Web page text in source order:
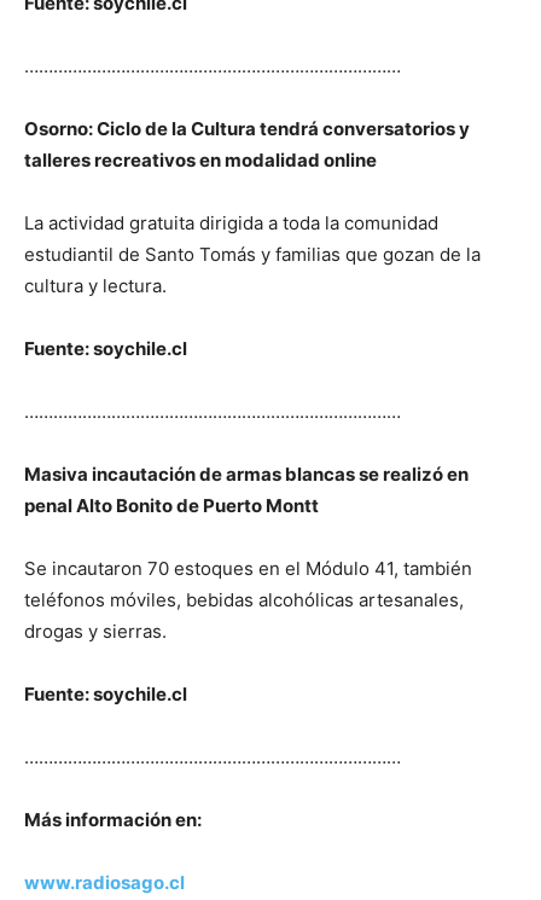
……………………………………………………………………
Osorno: Ciclo de la Cultura tendrá conversatorios y
talleres recreativos en modalidad online
La actividad gratuita dirigida a toda la comunidad
estudiantil de Santo Tomás y familias que gozan de la
cultura y lectura.
Fuente: soychile.cl
……………………………………………………………………
Masiva incautación de armas blancas se realizó en
penal Alto Bonito de Puerto Montt
Se incautaron 70 estoques en el Módulo 41, también
teléfonos móviles, bebidas alcohólicas artesanales,
drogas y sierras.
Fuente: soychile.cl
……………………………………………………………………
Más información en:
www.radiosago.cl